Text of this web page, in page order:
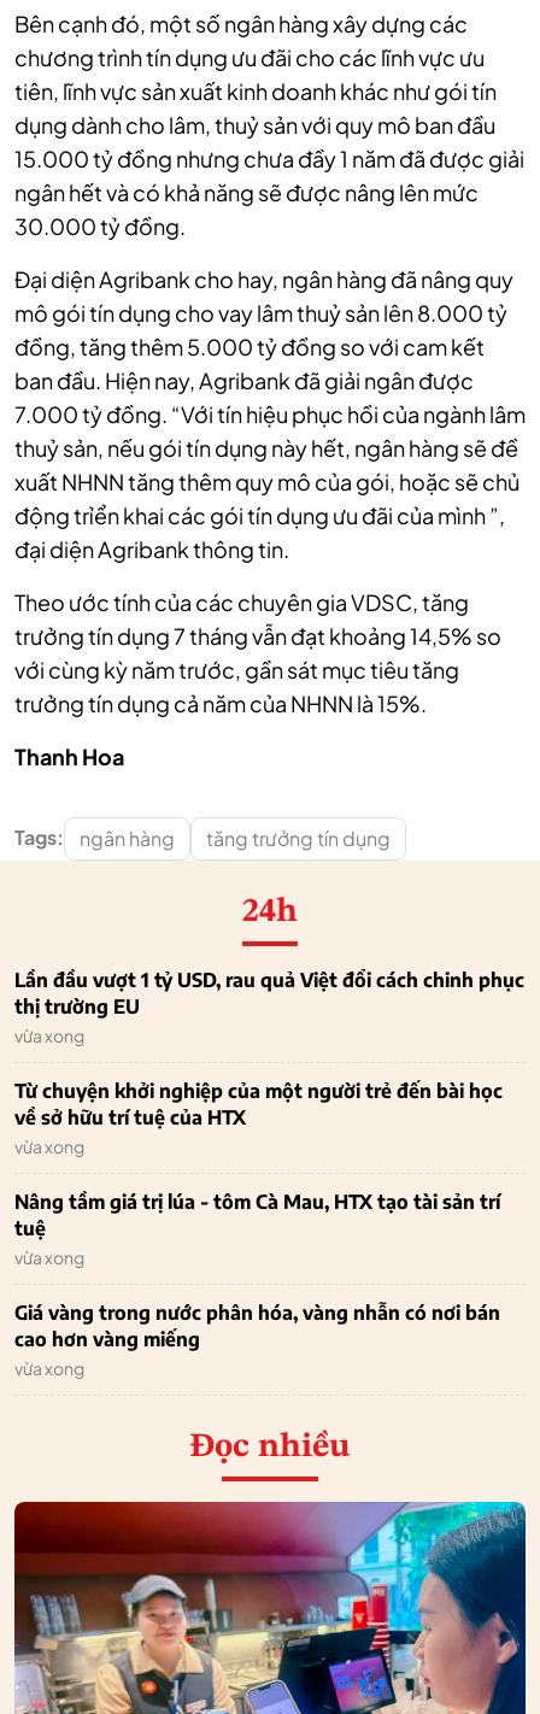
Bên cạnh đó, một số ngân hàng xây dựng các
chương trình tín dụng ưu đãi cho các lĩnh vực ưu
tiên, lĩnh vực sản xuất kinh doanh khác như gói tín
dụng dành cho lâm, thuỷ sản với quy mô ban đầu
15.000 tỷ đồng nhưng chưa đầy 1 năm đã được giải
ngân hết và có khả năng sẽ được nâng lên mức
30.000 tỷ đồng.
Đại diện Agribank cho hay, ngân hàng đã nâng quy
mô gói tín dụng cho vay lâm thuỷ sản lên 8.000 tỷ
đồng, tăng thêm 5.000 tỷ đồng so với cam kết
ban đầu. Hiện nay, Agribank đã giải ngân được
7.000 tỷ đồng. “Với tín hiệu phục hồi của ngành lâm
thuỷ sản, nếu gói tín dụng này hết, ngân hàng sẽ đề
xuất NHNN tăng thêm quy mô của gói, hoặc sẽ chủ
động trỉển khai các gói tín dụng ưu đãi của mình ”,
đại diện Agribank thông tin.
Theo ước tính của các chuyên gia VDSC, tăng
trưởng tín dụng 7 tháng vẫn đạt khoảng 14,5% so
với cùng kỳ năm trước, gần sát mục tiêu tăng
trưởng tín dụng cả năm của NHNN là 15%.
Thanh Hoa
Tags: ngân hàng tăng trưởng tín dụng
24h
Lần đầu vượt 1 tỷ USD, rau quả Việt đổi cách chinh phục
thị trường EU
vừa xong
Từ chuyện khởi nghiệp của một người trẻ đến bài học
về sở hữu trí tuệ của HTX
vừa xong
Nâng tầm giá trị lúa - tôm Cà Mau, HTX tạo tài sản trí
tuệ
vừa xong
Giá vàng trong nước phân hóa, vàng nhẫn có nơi bán
cao hơn vàng miếng
vừa xong
Đọc nhiều